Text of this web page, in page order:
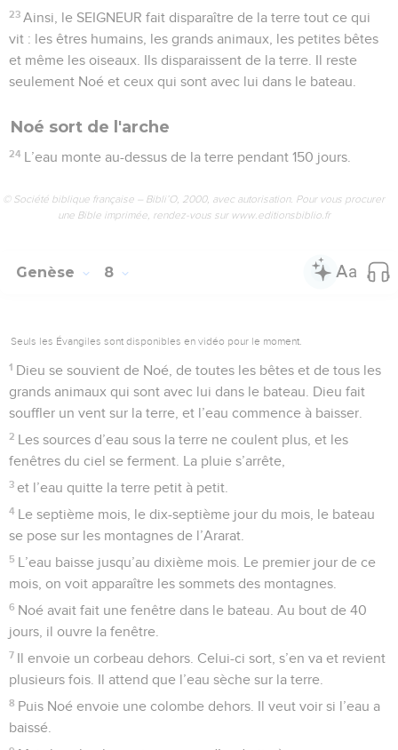
23 Ainsi, le SEIGNEUR fait disparaître de la terre tout ce qui
vit : les êtres humains, les grands animaux, les petites bêtes
et même les oiseaux. Ils disparaissent de la terre. Il reste
seulement Noé et ceux qui sont avec lui dans le bateau.
Noé sort de l'arche
24 L’eau monte au-dessus de la terre pendant 150 jours.
© Société biblique française – Bibli’O, 2000, avec autorisation. Pour vous procurer
une Bible imprimée, rendez-vous sur www.editionsbiblio.fr
Genèse 8
Seuls les Évangiles sont disponibles en vidéo pour le moment.
1 Dieu se souvient de Noé, de toutes les bêtes et de tous les
grands animaux qui sont avec lui dans le bateau. Dieu fait
souffler un vent sur la terre, et l’eau commence à baisser.
2 Les sources d’eau sous la terre ne coulent plus, et les
fenêtres du ciel se ferment. La pluie s’arrête,
3 et l’eau quitte la terre petit à petit.
4 Le septième mois, le dix-septième jour du mois, le bateau
se pose sur les montagnes de l’Ararat.
5 L’eau baisse jusqu’au dixième mois. Le premier jour de ce
mois, on voit apparaître les sommets des montagnes.
6 Noé avait fait une fenêtre dans le bateau. Au bout de 40
jours, il ouvre la fenêtre.
7 Il envoie un corbeau dehors. Celui-ci sort, s’en va et revient
plusieurs fois. Il attend que l’eau sèche sur la terre.
8 Puis Noé envoie une colombe dehors. Il veut voir si l’eau a
baissé.